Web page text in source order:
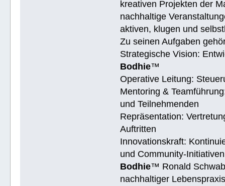
kreativen Projekten der
nachhaltige
aktiven, klugen und
Zu seinen Aufgaben
Strategische Vision:
Bodhie™
Operative Leitung:
Mentoring &
und Teilnehmenden
Repräsentation:
Auftritten
Innovationskraft:
und Community-Initiativen
Bodhie™ Ronald
nachhaltiger